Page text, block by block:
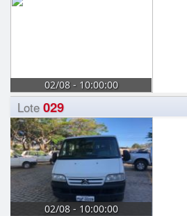
02/08 - 10:00:00
Lote 029
02/08 - 10:00:00